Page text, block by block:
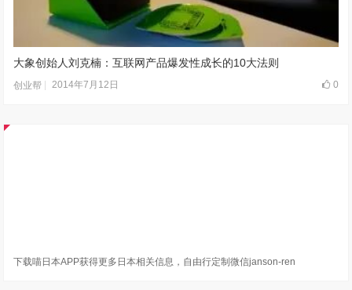
大象创始人刘克楠：互联网产品爆发性成长的10大法则
创业帮 2014年7月12日 0
下载喵日本APP获得更多日本相关信息，自由行定制微信janson-ren